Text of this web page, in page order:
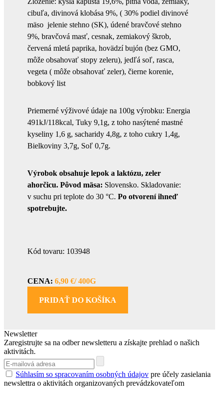
cibuľa, divinová klobása 9%, ( 30% podiel divinové
mäso jelenie stehno (SK), údené bravčové stehno
9%, bravčová masť, cesnak, zemiakový škrob,
červená mletá paprika, hovädzí bujón (bez GMO,
môže obsahovať stopy zeleru), jedľá soľ, rasca,
vegeta ( môže obsahovať zeler), čierne korenie,
bobkový list
Priemerné výživové údaje na 100g výrobku: Energia
491kJ/118kcal, Tuky 9,1g, z toho nasýtené mastné
kyseliny 1,6 g, sacharidy 4,8g, z toho cukry 1,4g,
Bielkoviny 3,7g, Soľ 0,7g.
Výrobok obsahuje lepok a laktózu, zeler
ahorčicu. Pôvod mäsa: Slovensko. Skladovanie:
v suchu pri teplote do 30 °C. Po otvorení ihneď
spotrebujte.
Kód tovaru: 103948
CENA: 6,90 €/ 400G
PRIDAŤ DO KOŠÍKA
Newsletter
Zaregistrujte sa na odber newsletteru a získajte prehlad o našich
aktivitách.
Súhlasím so spracovaním osobných údajov pre účely zasielania
newslettra o aktivitách organizovaných prevádzkovateľom